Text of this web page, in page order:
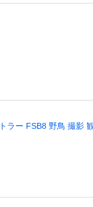
ラー FSB8 野鳥 撮影